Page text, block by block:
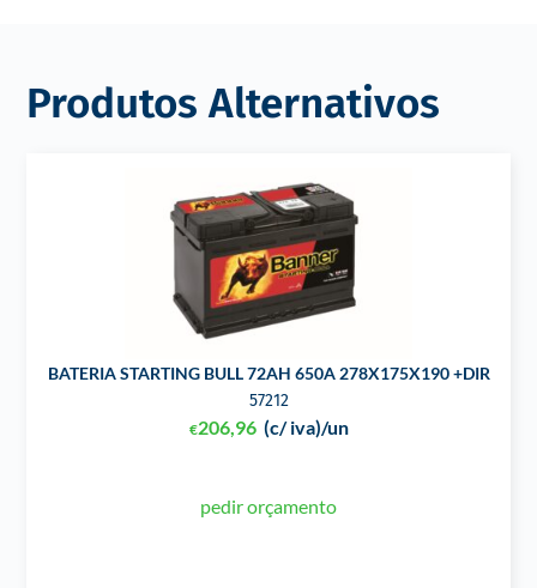
Produtos Alternativos
BATERIA STARTING BULL 72AH 650A 278X175X190 +DIR
57212
€206,96 (c/ iva)/un
pedir orçamento